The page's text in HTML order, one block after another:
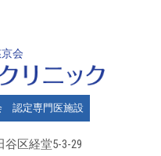
会
認定専門医施設
谷区経堂5-3-29